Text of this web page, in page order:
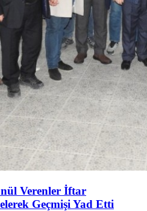
Verenler İftar
Geçmişi Yad Etti